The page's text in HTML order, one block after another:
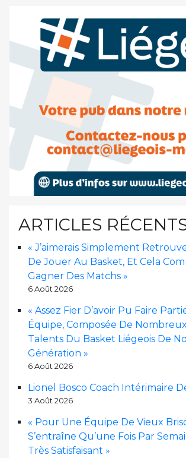
ARTICLES
« J’aimerais Simplement
De Jouer Au Basket, Et Cela
Gagner Des Matchs »
6 Août 2026
« Assez Fier D’avoir Pu Faire
Équipe, Composée De
Talents Du Basket Liégeois De
Génération »
6 Août 2026
Lionel Bosco Coach Intérimaire
3 Août 2026
« Pour Une Équipe De Vieux
S’entraîne Qu’une Fois Par
Très Satisfaisant »